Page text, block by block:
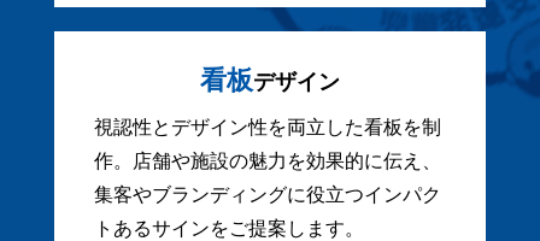
看板デザイン
視認性とデザイン性を両立した看板を制
作。店舗や施設の魅力を効果的に伝え、
集客やブランディングに役立つインパク
トあるサインをご提案します。